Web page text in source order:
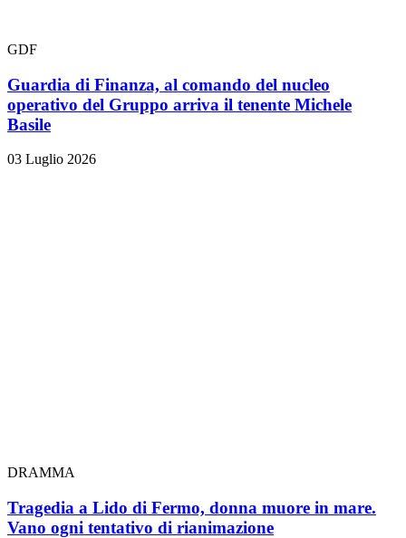
GDF
Guardia di Finanza, al comando del nucleo
operativo del Gruppo arriva il tenente Michele
Basile
03 Luglio 2026
DRAMMA
Tragedia a Lido di Fermo, donna muore in mare.
Vano ogni tentativo di rianimazione